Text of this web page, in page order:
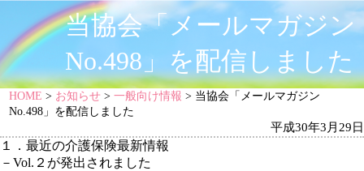
当協会「メールマガジン
No.498」を配信しました
HOME > お知らせ >一般向け情報 > 当協会「メールマガジン
No.498」を配信しました
平成30年3月29日
１．最近の介護保険最新情報
－Vol.２が発出されました